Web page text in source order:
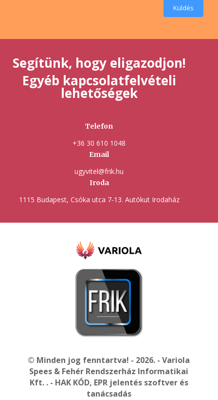
Küldés
Segítünk, hogy eligazodjon!
Egyéb kapcsolatfelvételi
lehetőségek
Telefon
+36 30 610 1048
Email
ugyvitel@frik.hu
Iroda
1115 Budapest, Csóka utca 7-13. Autókut Irodaház
© Minden jog fenntartva! - 2026. - Variola
Spees & Fehér Rendszerház Informatikai
Kft. . - HAK KÓD, EPR jelentés szoftver és
tanácsadás